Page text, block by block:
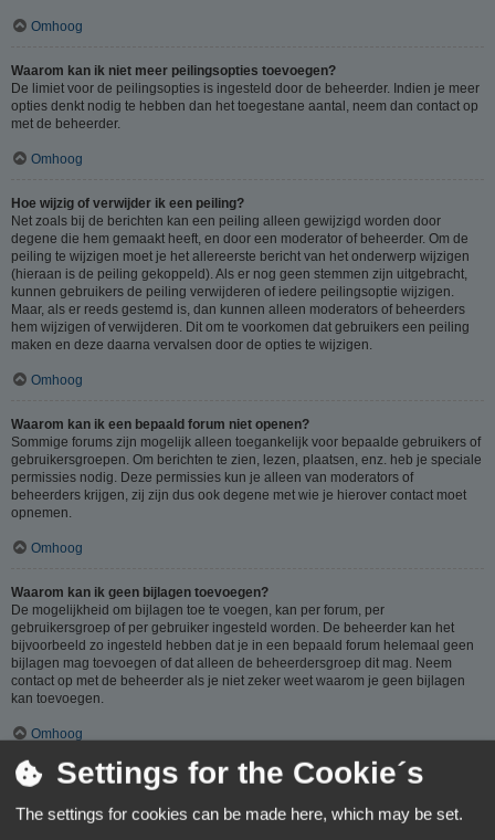
Omhoog
Waarom kan ik niet meer peilingsopties toevoegen?
De limiet voor de peilingsopties is ingesteld door de beheerder. Indien je meer
opties denkt nodig te hebben dan het toegestane aantal, neem dan contact op
met de beheerder.
Omhoog
Hoe wijzig of verwijder ik een peiling?
Net zoals bij de berichten kan een peiling alleen gewijzigd worden door
degene die hem gemaakt heeft, en door een moderator of beheerder. Om de
peiling te wijzigen moet je het allereerste bericht van het onderwerp wijzigen
(hieraan is de peiling gekoppeld). Als er nog geen stemmen zijn uitgebracht,
kunnen gebruikers de peiling verwijderen of iedere peilingsoptie wijzigen.
Maar, als er reeds gestemd is, dan kunnen alleen moderators of beheerders
hem wijzigen of verwijderen. Dit om te voorkomen dat gebruikers een peiling
maken en deze daarna vervalsen door de opties te wijzigen.
Omhoog
Waarom kan ik een bepaald forum niet openen?
Sommige forums zijn mogelijk alleen toegankelijk voor bepaalde gebruikers of
gebruikersgroepen. Om berichten te zien, lezen, plaatsen, enz. heb je speciale
permissies nodig. Deze permissies kun je alleen van moderators of
beheerders krijgen, zij zijn dus ook degene met wie je hierover contact moet
opnemen.
Omhoog
Waarom kan ik geen bijlagen toevoegen?
De mogelijkheid om bijlagen toe te voegen, kan per forum, per
gebruikersgroep of per gebruiker ingesteld worden. De beheerder kan het
bijvoorbeeld zo ingesteld hebben dat je in een bepaald forum helemaal geen
bijlagen mag toevoegen of dat alleen de beheerdersgroep dit mag. Neem
contact op met de beheerder als je niet zeker weet waarom je geen bijlagen
kan toevoegen.
Omhoog
Waarom ontving ik een waarschuwing?
Op ieder forum gelden specifieke regels, als je één van deze regels (volgens
de beheerder) overtreedt, kun je een waarschuwing ontvangen. Het sturen van
Settings for the Cookie´s
The settings for cookies can be made here, which may be set.